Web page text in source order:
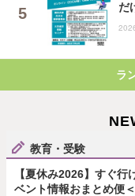
だ
ラ
教育・受験
【夏休み2026】すぐ行
ベント情報おまとめ便